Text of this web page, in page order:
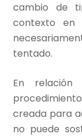
cambio de
contexto en
tentado.
En
creada para
no puede